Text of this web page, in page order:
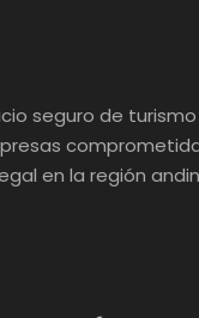
seguro de
en la región